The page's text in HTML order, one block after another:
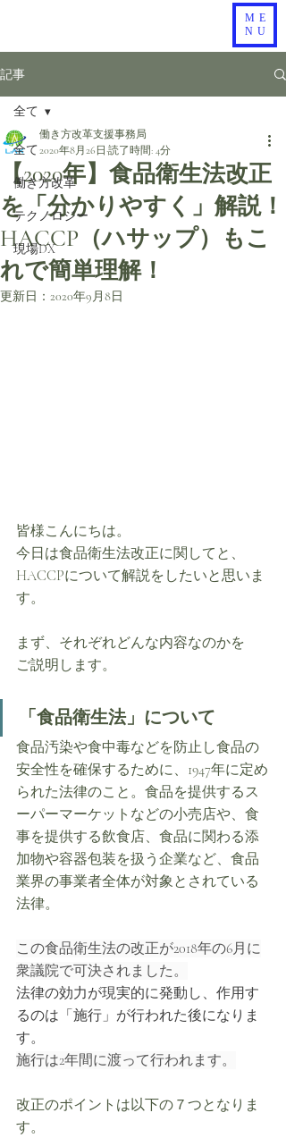
ME
NU
記事
全て
働き方改革
テクノロジー
現場DX
全て
【2020年】食品衛生法改正
を「分かりやすく」解説！
HACCP（ハサップ）もこ
れで簡単理解！
働き方改革支援事務局
2020年8月26日 読了時間: 4分
更新日： 2020年9月8日
皆様こんにちは。
今日は食品衛生法改正に関してと、
HACCPについて解説をしたいと思いま
す。
まず、それぞれどんな内容なのかを
ご説明します。
「食品衛生法」について
食品汚染や食中毒などを防止し食品の
安全性を確保するために、1947年に定め
られた法律のこと。食品を提供するス
ーパーマーケットなどの小売店や、食
事を提供する飲食店、食品に関わる添
加物や容器包装を扱う企業など、食品
業界の事業者全体が対象とされている
法律。
この食品衛生法の改正が2018年の6月に
衆議院で可決されました。
法律の効力が現実的に発動し、作用す
るのは「施行」が行われた後になりま
す。
施行は2年間に渡って行われます。
改正のポイントは以下の７つとなりま
す。